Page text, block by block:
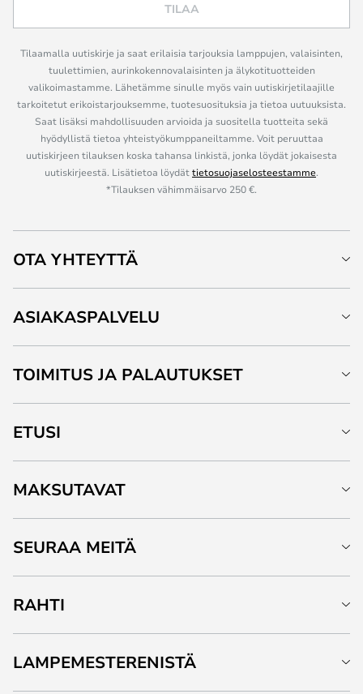
TILAA
Tilaamalla uutiskirje ja saat erilaisia tarjouksia lamppujen, valaisinten,
tuulettimien, aurinkokennovalaisinten ja älykotituotteiden
valikoimastamme. Lähetämme sinulle myös vain uutiskirjetilaajille
tarkoitetut erikoistarjouksemme, tuotesuosituksia ja tietoa uutuuksista.
Saat lisäksi mahdollisuuden arvioida ja suositella tuotteita sekä
hyödyllistä tietoa yhteistyökumppaneiltamme. Voit peruuttaa
uutiskirjeen tilauksen koska tahansa linkistä, jonka löydät jokaisesta
uutiskirjeestä. Lisätietoa löydättietosuojaselosteestamme.
*Tilauksen vähimmäisarvo 250 €.
OTA YHTEYTTÄ
ASIAKASPALVELU
TOIMITUS JA PALAUTUKSET
ETUSI
MAKSUTAVAT
SEURAA MEITÄ
RAHTI
LAMPEMESTERENISTÄ